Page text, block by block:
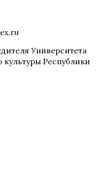
Университета
Республики